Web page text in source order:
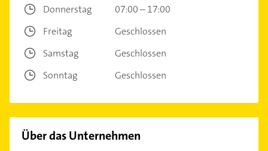
Donnerstag
07:00 – 17:00
Freitag
Geschlossen
Samstag
Geschlossen
Sonntag
Geschlossen
Über das Unternehmen